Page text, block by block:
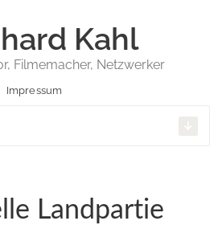
Kahl
Filmemacher, Netzwerker
Impressum
Landpartie